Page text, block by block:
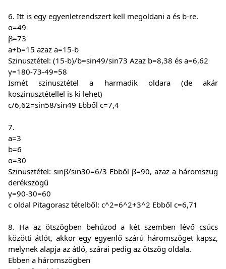
6. Itt is egy egyenletrendszert kell megoldani a és b-re.
α=49
β=73
a+b=15 azaz a=15-b
Szinusztétel: (15-b)/b=sin49/sin73 Azaz b=8,38 és a=6,62
γ=180-73-49=58
Ismét szinusztétel a harmadik oldara (de akár
koszinusztétellel is ki lehet)
c/6,62=sin58/sin49 Ebből c=7,4
7.
a=3
b=6
α=30
Szinusztétel: sinβ/sin30=6/3 Ebből β=90, azaz a háromszüg
derékszögű
γ=90-30=60
c oldal Pitagorasz tételből: c^2=6^2+3^2 Ebből c=6,71
8. Ha az ötszögben behúzod a két szemben lévő csúcs
közötti átlót, akkor egy egyenlő szárú háromszöget kapsz,
melynek alapja az átló, szárai pedig az ötszög oldala.
Ebben a háromszögben